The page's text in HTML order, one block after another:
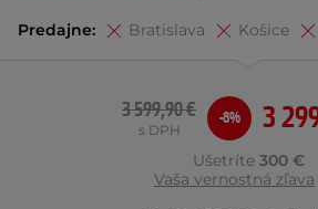
Predajne: Bratislava Košice
3
3 599,90 €
s DPH
-8%
Ušetríte 300 €
Vaša vernostná zľava